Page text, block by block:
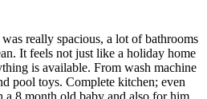
really spacious, a lot of bathrooms
It feels not just like a holiday home
is available. From wash machine
pool toys. Complete kitchen; even